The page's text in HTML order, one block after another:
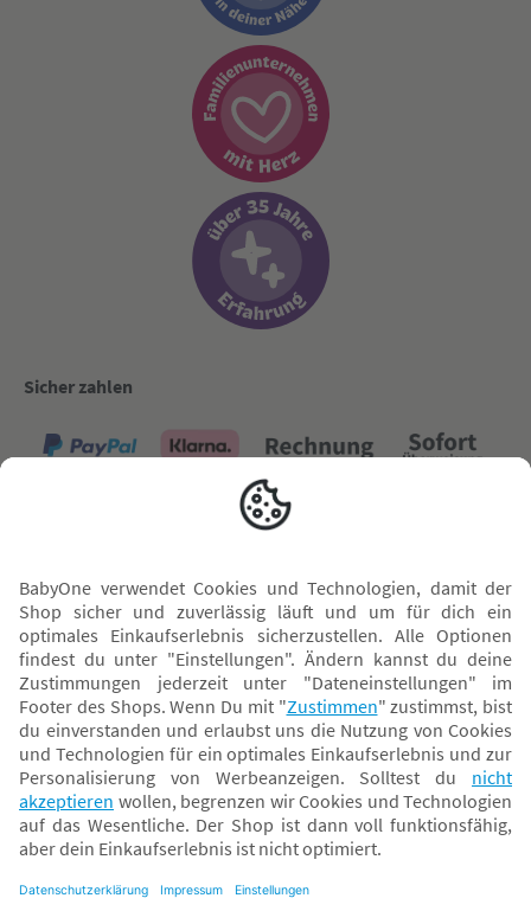
Sicher zahlen
Versand mit
* Alle Preise inkl. MwSt. und ggf. zzgl.Versandkosten. Der dargestellte Preis gilt -
abhängig von der von dir gewählten Option - im BabyOne-Onlineshop oder bei
Abholung in dem von dir gewählten BabyOne-Franchise-Betrieb. Der für den
Onlineshop geltende Preis stellt bei einem Verkauf durch unsere Franchise-
Nehmer eine unverbindliche Preisempfehlung dar. Der Verkaufspreis der
daher von dem Verkaufspreis im Onlineshop abweichen. Angaben zu